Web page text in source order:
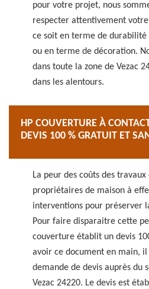
pour votre projet, nous
respecter attentivement
ce soit en terme de
ou en terme de décoration.
dans toute la zone de Vezac
dans les alentours.
HP COUVERTURE À
DEVIS 100 % GRATUIT ET
La peur des coûts des
propriétaires de maison à
interventions pour préserver
Pour faire disparaitre cette
couverture établit un devis
avoir ce document en main,
demande de devis auprès du
Vezac 24220. Le devis est